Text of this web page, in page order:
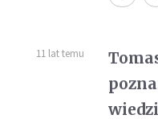
11 lat temu